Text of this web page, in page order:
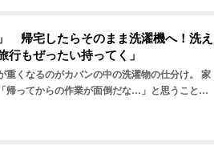
帰宅したらそのまま洗濯機へ！洗え
行もぜったい持ってく」
重くなるのがカバンの中の洗濯物の仕分け。 家
帰ってからの作業が面倒だな…」と思うことも